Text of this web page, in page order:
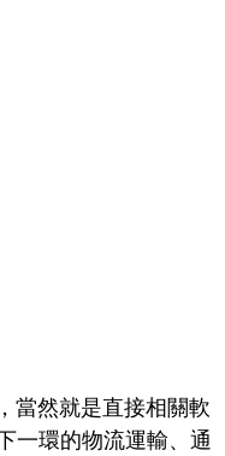
當然就是直接相關軟
一環的物流運輸、通